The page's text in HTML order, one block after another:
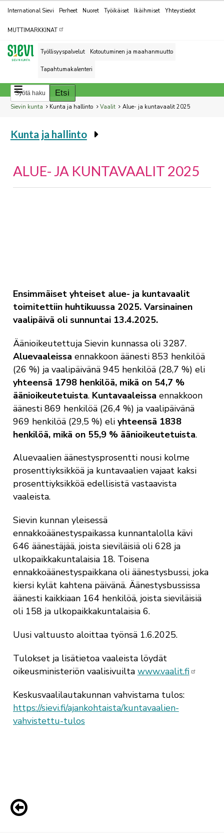
Kohderyhmät
International Sievi Perheet Nuoret Työikäiset Ikäihmiset Yhteystiedot
MUTTIMARKKINAT
Työllisyyspalvelut Kotoutuminen ja maahanmuutto
Tapahtumakalenteri
Breadcrumbs
You
here:
Sievin kunta Kunta ja hallinto Vaalit Alue- ja kuntavaalit 2025
You
Kunta ja hallinto
ALUE- JA KUNTAVAALIT 2025
Ensimmäiset yhteiset alue- ja kuntavaalit
toimitettiin huhtikuussa 2025. Varsinainen
vaalipäivä oli sunnuntai 13.4.2025.
Äänioikeutettuja Sievin kunnassa oli 3287.
Aluevaaleissa ennakkoon äänesti 853 henkilöä
(26 %) ja vaalipäivänä 945 henkilöä (28,7 %) eli
yhteensä 1798 henkilöä, mikä on 54,7 %
äänioikeutetuista. Kuntavaaleissa ennakkoon
äänesti 869 henkilöä (26,4 %) ja vaalipäivänä
969 henkilöä (29,5 %) eli yhteensä 1838
henkilöä, mikä on 55,9 % äänioikeutetuista.
Aluevaalien äänestysprosentti nousi kolme
prosenttiyksikköä ja kuntavaalien vajaat kaksi
prosenttiyksikköä edellisistä vastaavista
vaaleista.
Sievin kunnan yleisessä
ennakkoäänestyspaikassa kunnantalolla kävi
646 äänestäjää, joista sieviläisiäoli 628 ja
ulkopaikkakuntalaisia 18. Toisena
ennakkoäänestyspaikkana oli äänestysbussi, joka
kiersi kylät kahtena päivänä. Äänestysbussissa
äänesti kaikkiaan 164 henkilöä, joista sieviläisiä
oli 158 ja ulkopaikkakuntalaisia 6.
Uusi valtuusto aloittaa työnsä 1.6.2025.
Tulokset ja lisätietoa vaaleista löydät
oikeusministeriön vaalisivuilta www.vaalit.fi
Keskusvaalilautakunnan vahvistama tulos:
https://sievi.fi/ajankohtaista/kuntavaalien-
vahvistettu-tulos